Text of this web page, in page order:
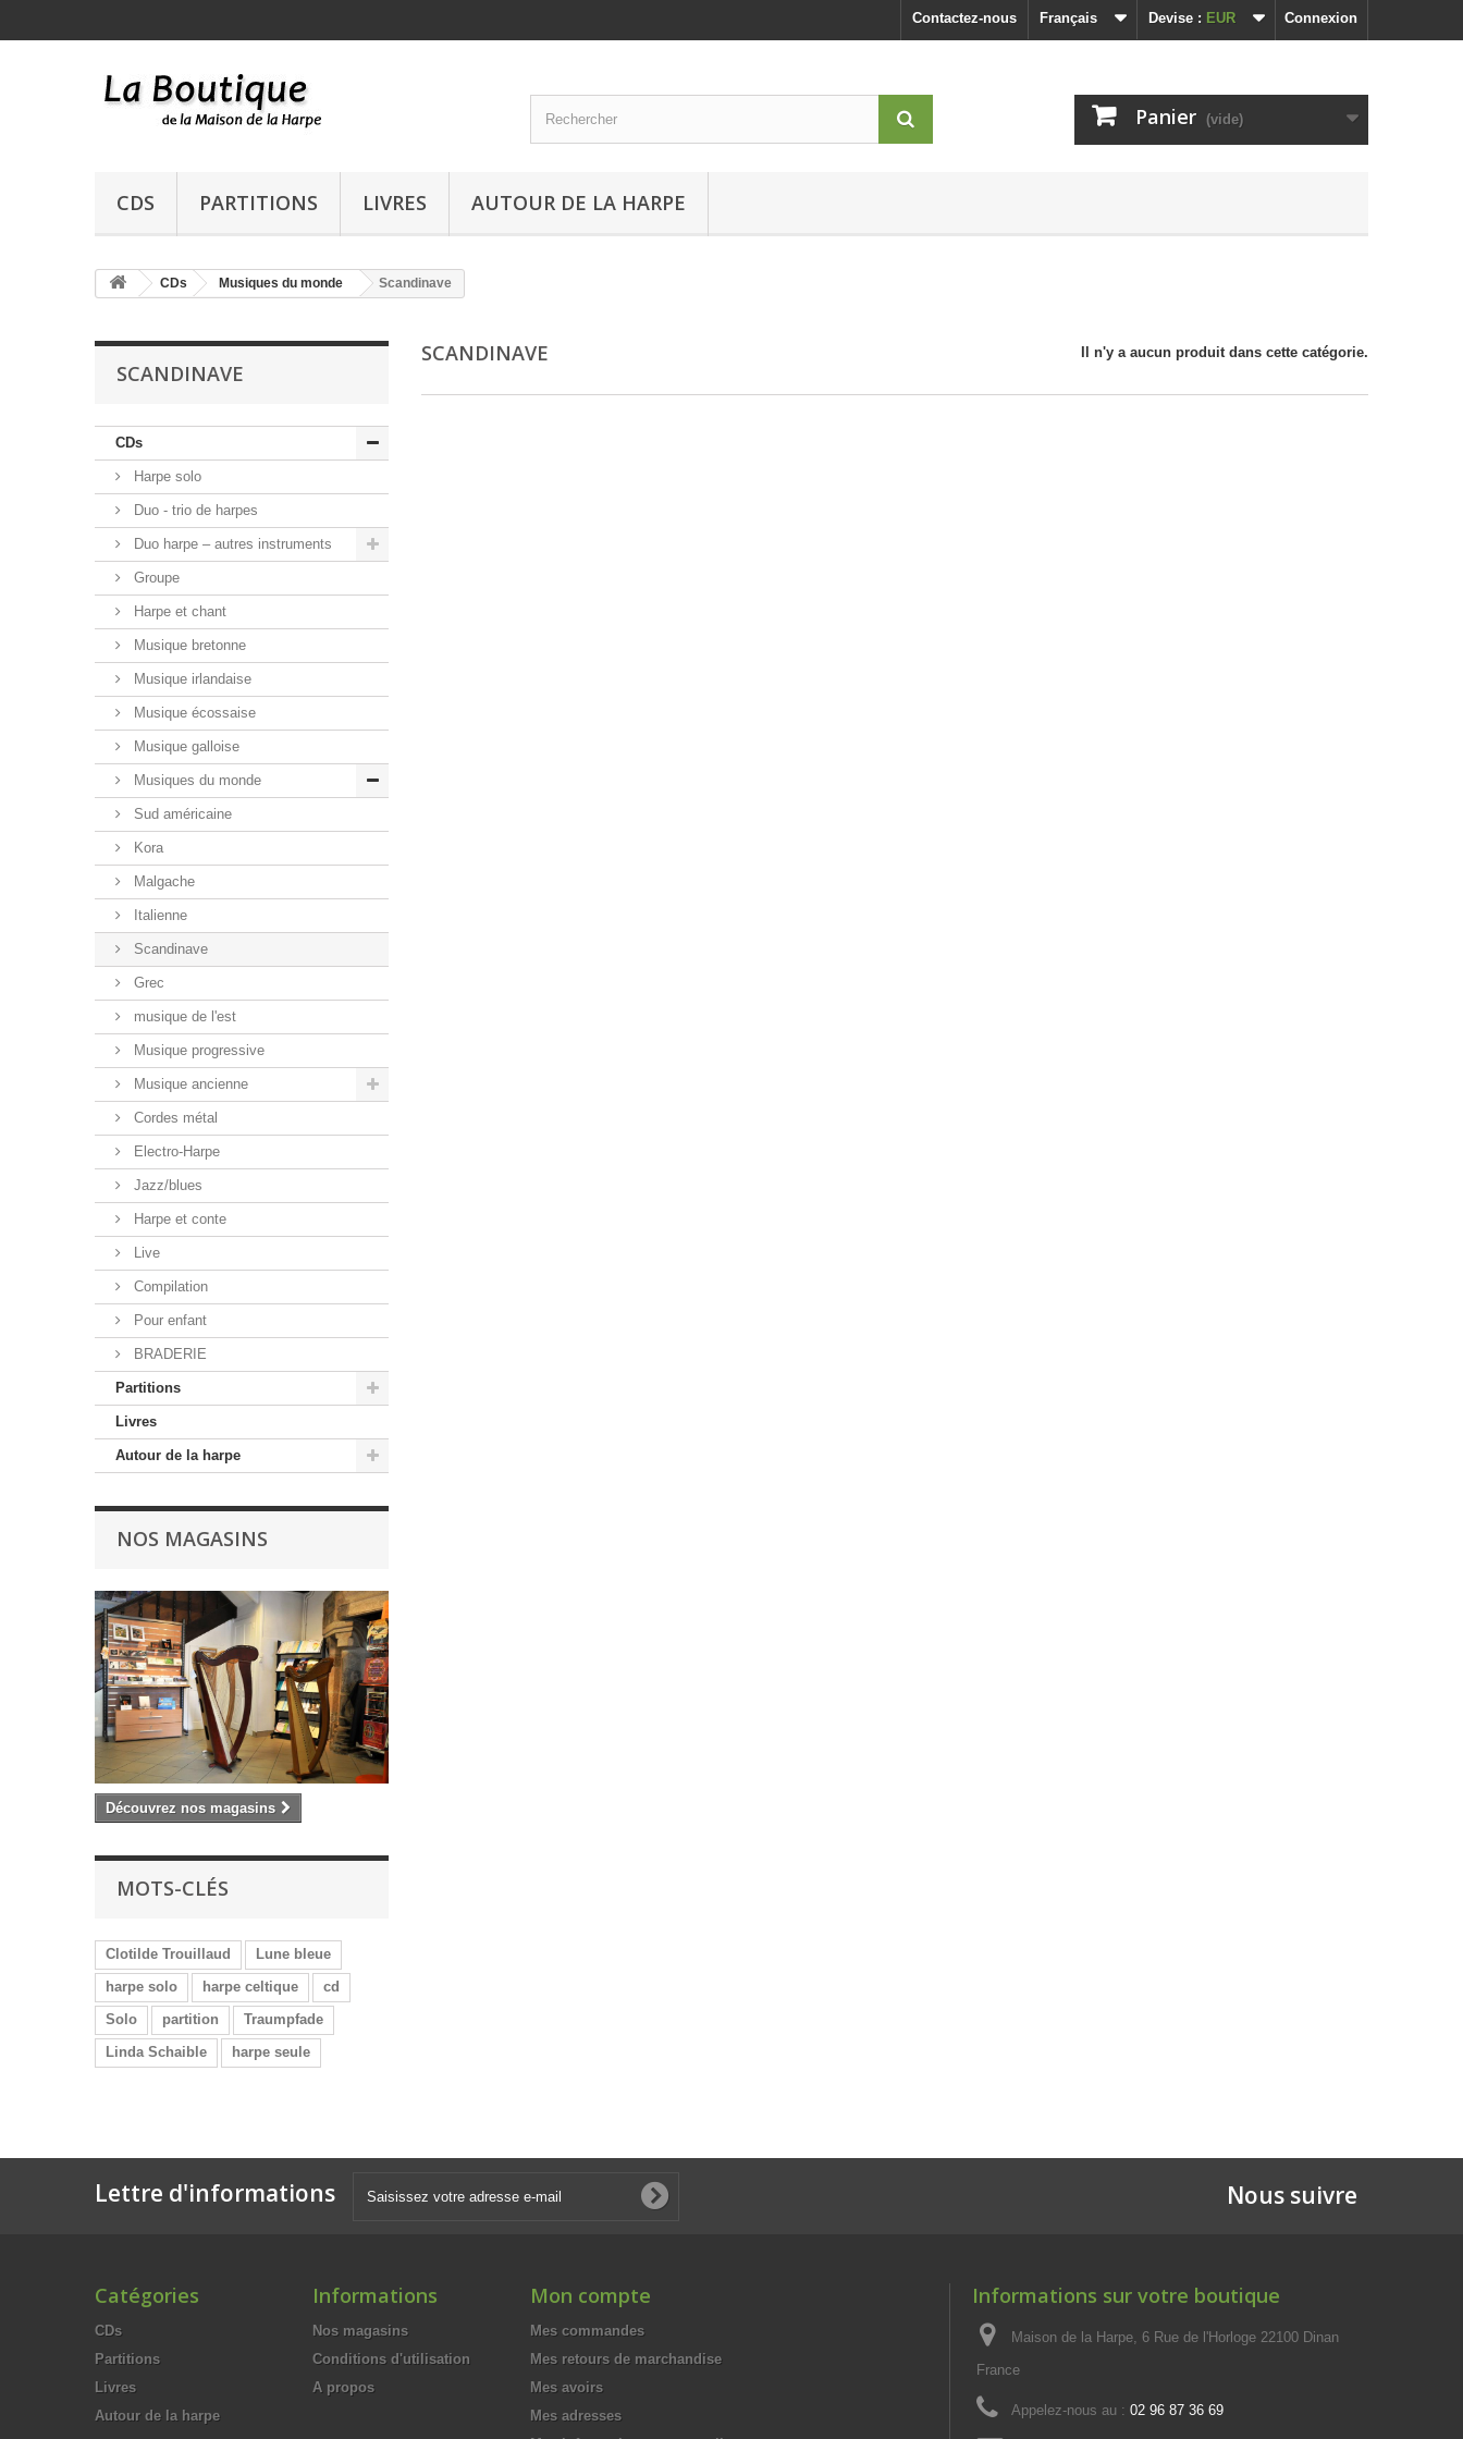
Connexion
Devise : EUR
Français
Contactez-nous
Panier (vide)
CDS PARTITIONS LIVRES AUTOUR DE LA HARPE
CDs Musiques du monde Scandinave
SCANDINAVE
CDs
Harpe solo
Duo - trio de harpes
Duo harpe – autres instruments
Groupe
Harpe et chant
Musique bretonne
Musique irlandaise
Musique écossaise
Musique galloise
Musiques du monde
Sud américaine
Kora
Malgache
Italienne
Scandinave
Grec
musique de l'est
Musique progressive
Musique ancienne
Cordes métal
Electro-Harpe
Jazz/blues
Harpe et conte
Live
Compilation
Pour enfant
BRADERIE
Partitions
Livres
Autour de la harpe
NOS MAGASINS
Découvrez nos magasins
MOTS-CLÉS
Clotilde Trouillaud
Lune bleue
harpe solo
harpe celtique
cd
Solo
partition
Traumpfade
Linda Schaible
harpe seule
SCANDINAVE Il n'y a aucun produit dans cette catégorie.
Lettre d'informations Nous suivre
Catégories
CDs
Partitions
Livres
Autour de la harpe
Informations
Nos magasins
Conditions d'utilisation
A propos
Mon compte
Mes commandes
Mes retours de marchandise
Mes avoirs
Mes adresses
Informations sur votre boutique
Maison de la Harpe, 6 Rue de l'Horloge 22100 Dinan
France
Appelez-nous au : 02 96 87 36 69